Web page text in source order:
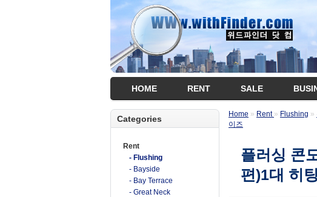
HOME RENT SALE
Categories
Rent
- Flushing
- Bayside
- Bay Terrace
- Great Neck
Home » Rent » Flushing »
이즈
플러싱 콘
편)1대 히